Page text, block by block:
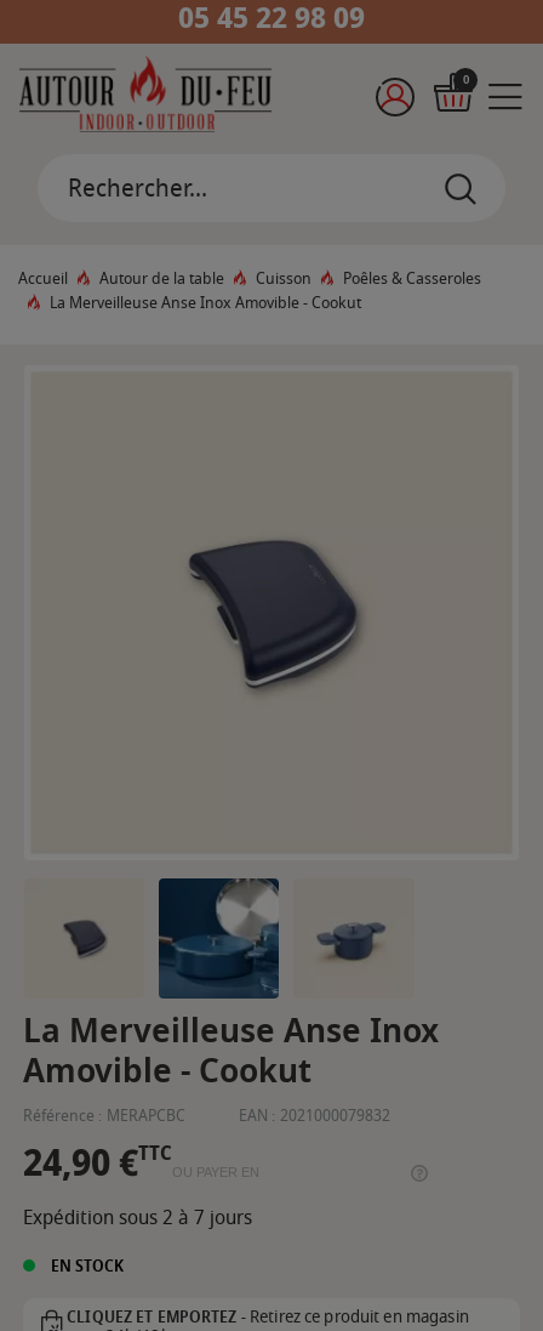
05 45 22 98 09
0
Accueil Autour de la table Cuisson
Poêles & Casseroles
La Merveilleuse Anse Inox Amovible - Cookut
La Merveilleuse Anse Inox
Amovible - Cookut
Référence : MERAPCBC EAN : 2021000079832
24,90 €TTC
OU PAYER EN
Expédition sous 2 à 7 jours
EN STOCK
CLIQUEZ ET EMPORTEZ -Retirez ce produit en magasin